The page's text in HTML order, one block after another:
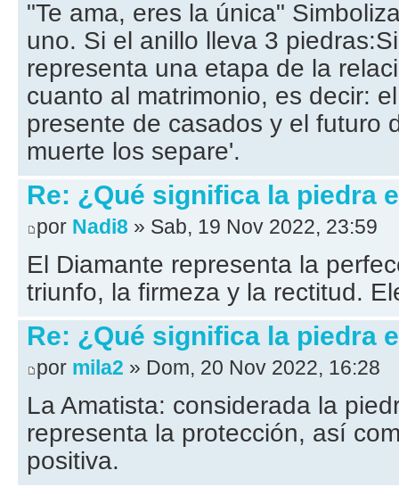
"Te ama, eres la única"
uno. Si el anillo lleva 3
representa una etapa de la
cuanto al matrimonio, es decir:
presente de casados y el futuro
muerte los separe'.
Re: ¿Qué significa la piedra
por Nadi8 » Sab, 19 Nov 2022, 23:59
El Diamante representa la
triunfo, la firmeza y la rectitud.
Re: ¿Qué significa la piedra
por mila2 » Dom, 20 Nov 2022, 16:28
La Amatista: considerada la
representa la protección, así
positiva.